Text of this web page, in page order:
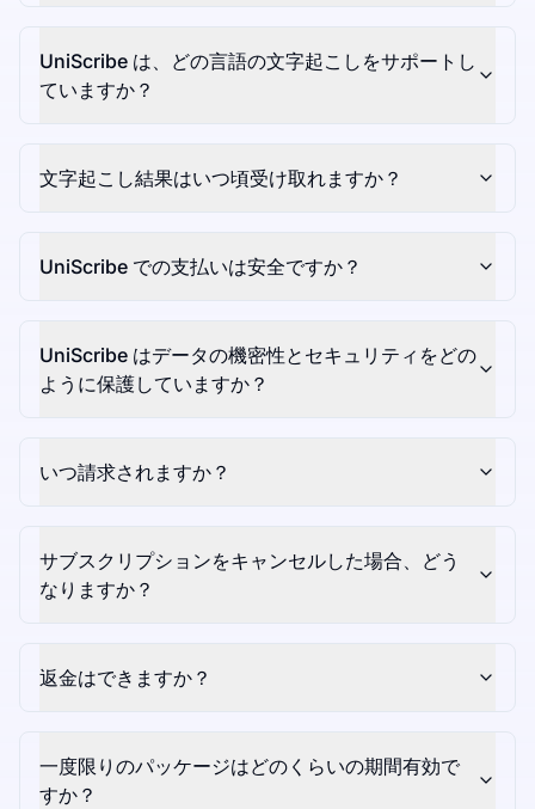
UniScribe は、どの言語の文字起こしをサポートし
ていますか？
文字起こし結果はいつ頃受け取れますか？
UniScribe での支払いは安全ですか？
UniScribe はデータの機密性とセキュリティをどの
ように保護していますか？
いつ請求されますか？
サブスクリプションをキャンセルした場合、どう
なりますか？
返金はできますか？
一度限りのパッケージはどのくらいの期間有効で
すか？